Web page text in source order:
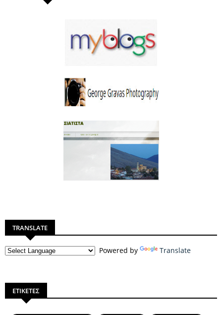
TRANSLATE
Powered by Translate
ΕΤΙΚΕΤΕΣ